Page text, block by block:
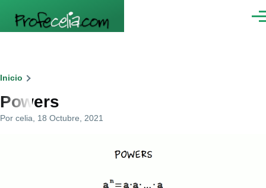
Ruta
de
navegación
Inicio
Powers
Por celia , 18 Octubre, 2021